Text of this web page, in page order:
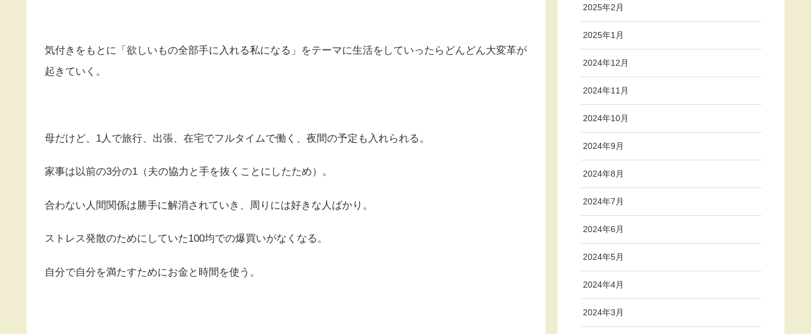
気付きをもとに「欲しいもの全部手に入れる私になる」をテーマに生活をしていったらどんどん大変革が
起きていく。
母だけど、1人で旅行、出張、在宅でフルタイムで働く、夜間の予定も入れられる。
家事は以前の3分の1（夫の協力と手を抜くことにしたため）。
合わない人間関係は勝手に解消されていき、周りには好きな人ばかり。
ストレス発散のためにしていた100均での爆買いがなくなる。
自分で自分を満たすためにお金と時間を使う。
2025年2月
2025年1月
2024年12月
2024年11月
2024年10月
2024年9月
2024年8月
2024年7月
2024年6月
2024年5月
2024年4月
2024年3月